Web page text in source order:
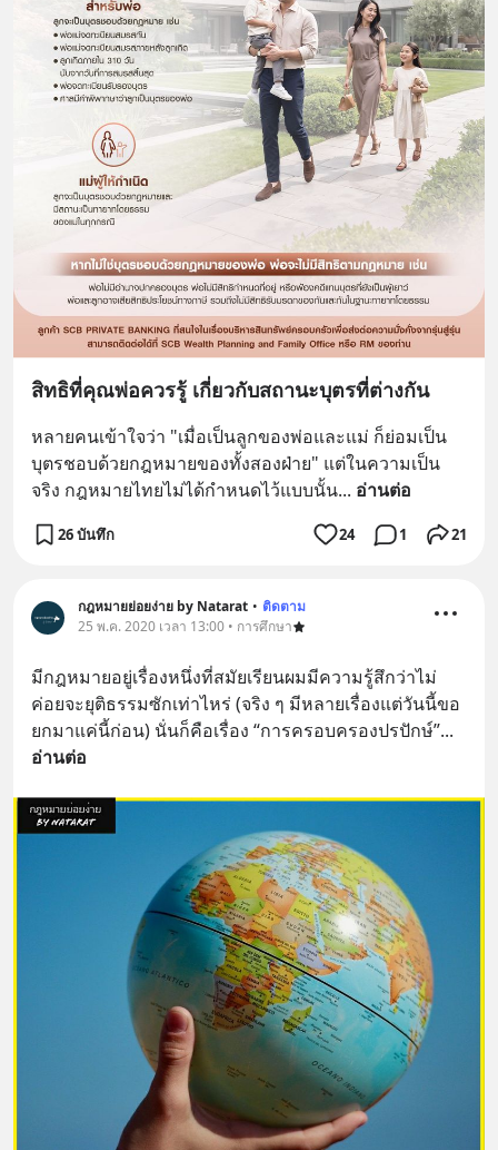
สิทธิที่คุณพ่อควรรู้ เกี่ยวกับสถานะบุตรที่ต่างกัน
หลายคนเข้าใจว่า "เมื่อเป็นลูกของพ่อและแม่ ก็ย่อมเป็น
บุตรชอบด้วยกฎหมายของทั้งสองฝ่าย" แต่ในความเป็น
จริง กฎหมายไทยไม่ได้กำหนดไว้แบบนั้น... อ่านต่อ
26 บันทึก 24 1 21
กฎหมายย่อยง่าย by Natarat • ติดตาม
25 พ.ค. 2020 เวลา 13:00 • การศึกษา
มีกฎหมายอยู่เรื่องหนึ่งที่สมัยเรียนผมมีความรู้สึกว่าไม่
ค่อยจะยุติธรรมซักเท่าไหร่ (จริง ๆ มีหลายเรื่องแต่วันนี้ขอ
ยกมาแค่นี้ก่อน) นั่นก็คือเรื่อง “การครอบครองปรปักษ์”
อ่านต่อ